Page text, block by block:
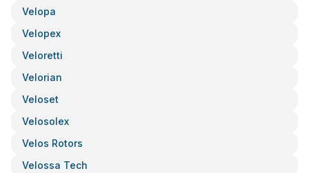
Velopa
Velopex
Veloretti
Velorian
Veloset
Velosolex
Velos Rotors
Velossa Tech